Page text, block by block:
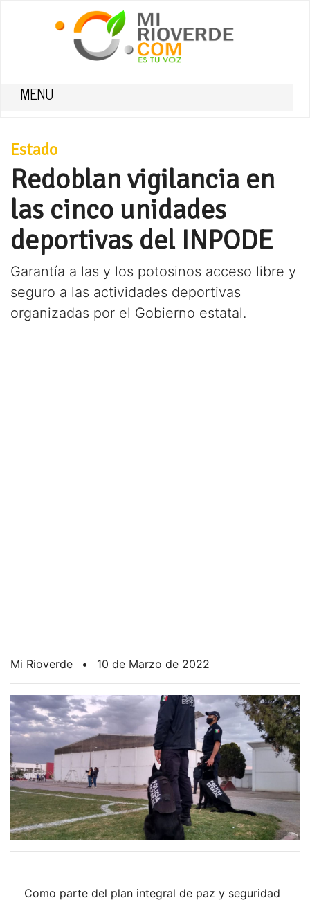
MENU
Estado
Redoblan vigilancia en
las cinco unidades
deportivas del INPODE
Garantía a las y los potosinos acceso libre y
seguro a las actividades deportivas
organizadas por el Gobierno estatal.
Mi Rioverde • 10 de Marzo de 2022
Como parte del plan integral de paz y seguridad